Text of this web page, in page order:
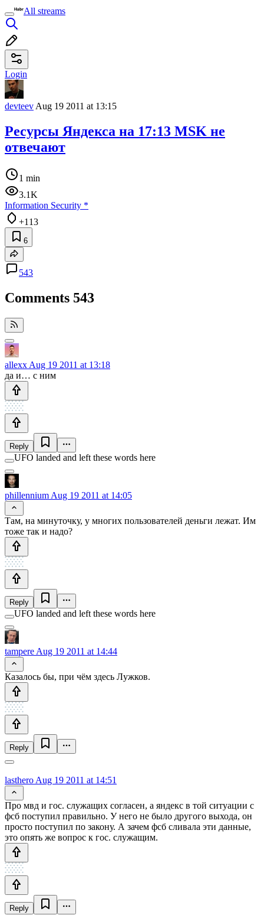
All streams
Login
devteev Aug 19 2011 at 13:15
Ресурсы Яндекса на 17:13 MSK не
отвечают
1 min
3.1K
Information Security *
+113
6
543
Comments 543
allexx Aug 19 2011 at 13:18
да и… с ним
Reply
UFO landed and left these words here
phillennium Aug 19 2011 at 14:05
Там, на минуточку, у многих пользователей деньги лежат. Им
тоже так и надо?
Reply
UFO landed and left these words here
tampere Aug 19 2011 at 14:44
Казалось бы, при чём здесь Лужков.
Reply
lasthero Aug 19 2011 at 14:51
Про мвд и гос. служащих согласен, а яндекс в той ситуации с
фсб поступил правильно. У него не было другого выхода, он
просто поступил по закону. А зачем фсб сливала эти данные,
это опять же вопрос к гос. служащим.
Reply